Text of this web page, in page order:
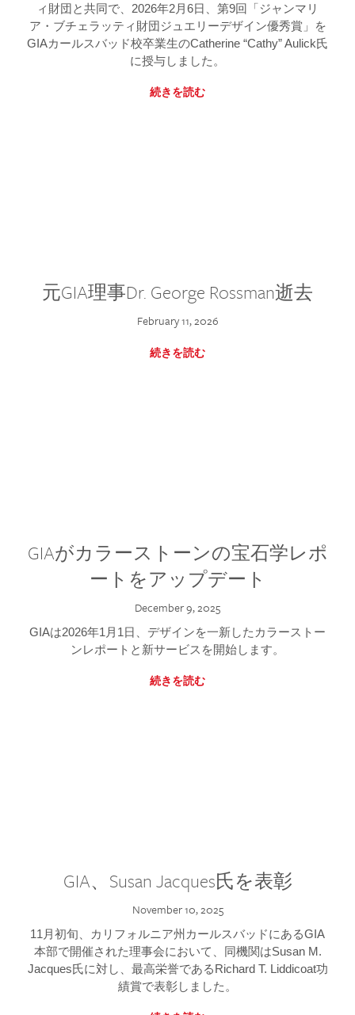
ィ財団と共同で、2026年2月6日、第9回「ジャンマリ
ア・ブチェラッティ財団ジュエリーデザイン優秀賞」を
GIAカールスバッド校卒業生のCatherine “Cathy” Aulick氏
に授与しました。
続きを読む
元GIA理事Dr. George Rossman逝去
February 11, 2026
続きを読む
GIAがカラーストーンの宝石学レポ
ートをアップデート
December 9, 2025
GIAは2026年1月1日、デザインを一新したカラーストー
ンレポートと新サービスを開始します。
続きを読む
GIA、Susan Jacques氏を表彰
November 10, 2025
11月初旬、カリフォルニア州カールスバッドにあるGIA
本部で開催された理事会において、同機関はSusan M.
Jacques氏に対し、最高栄誉であるRichard T. Liddicoat功
績賞で表彰しました。